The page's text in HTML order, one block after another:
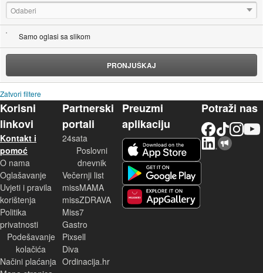
Odaberi
Samo oglasi sa slikom
PRONJUŠKAJ
Zatvori filtere
Korisni
linkovi
Kontakt i
pomoć
O nama
Oglašavanje
Uvjeti i pravila
korištenja
Politika
privatnosti
Podešavanje
kolačića
Načini plaćanja
Partnerski
portali
24sata
Poslovni
dnevnik
Večernji list
missMAMA
missZDRAVA
Miss7
Gastro
Pixsell
Diva
Ordinacija.hr
Preuzmi
aplikaciju
Potraži nas